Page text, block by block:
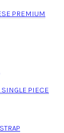
PREMIUM
SINGLE PIECE